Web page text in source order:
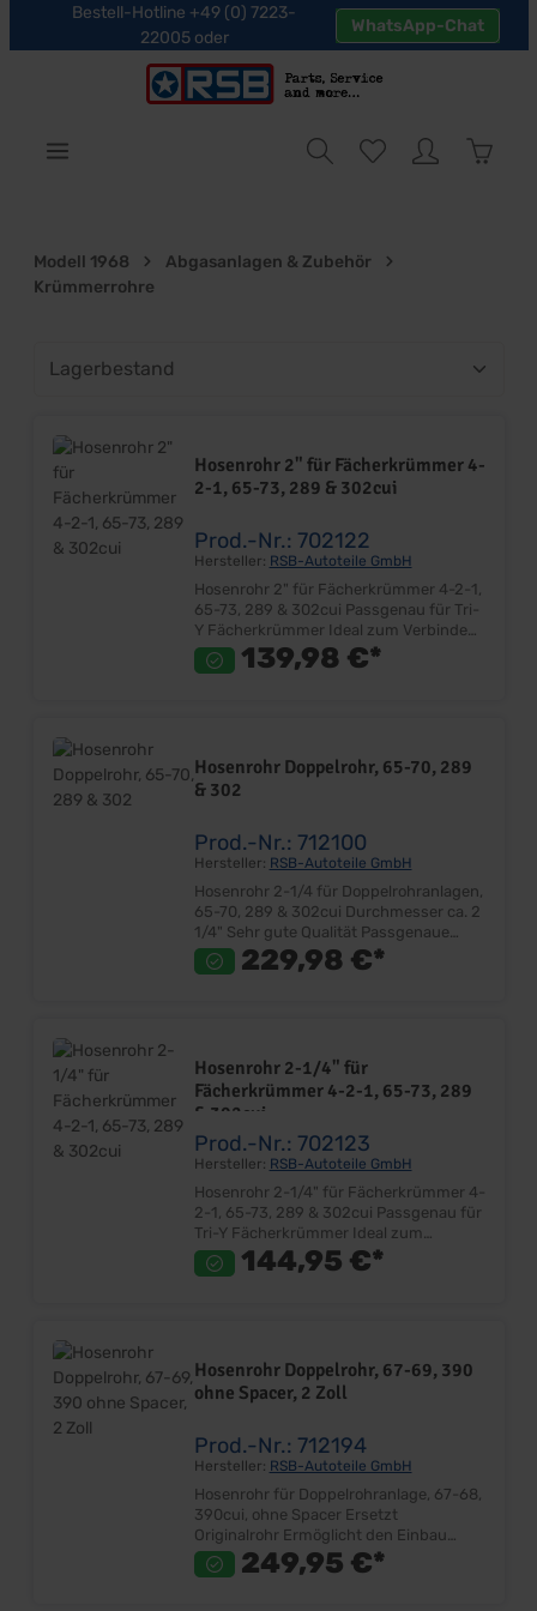
Bestell-Hotline +49 (0) 7223-
22005 oder
WhatsApp-Chat
Modell 1968
Abgasanlagen & Zubehör
Krümmerrohre
Hosenrohr 2" für Fächerkrümmer 4-
2-1, 65-73, 289 & 302cui
Prod.-Nr.: 702122
Hersteller: RSB-Autoteile GmbH
Hosenrohr 2" für Fächerkrümmer 4-2-1,
65-73, 289 & 302cui Passgenau für Tri-
Y Fächerkrümmer Ideal zum Verbinden
einer 2" Doppelrohranlage &
Fächerkrümmer Querverbindung
beachten Sie, dass Anpassungsarbeiten
139,98 €*
Hosenrohr Doppelrohr, 65-70, 289
& 302
Prod.-Nr.: 712100
Hersteller: RSB-Autoteile GmbH
Hosenrohr 2-1/4 für Doppelrohranlagen,
65-70, 289 & 302cui Durchmesser ca. 2
1/4" Sehr gute Qualität Passgenaue
Biegungen Passgenauer Anschluß am
Original-Gußkrümmer Lieferumfang:
229,98 €*
Hosenrohr 2-1/4" für
Fächerkrümmer 4-2-1, 65-73, 289
& 302cui
Prod.-Nr.: 702123
Hersteller: RSB-Autoteile GmbH
Hosenrohr 2-1/4" für Fächerkrümmer 4-
2-1, 65-73, 289 & 302cui Passgenau für
Tri-Y Fächerkrümmer Ideal zum
Verbinden einer 2-1/4"
Doppelrohranlage & Fächerkrümmer
Hinweis: Bitte beachten Sie, dass
144,95 €*
Hosenrohr Doppelrohr, 67-69, 390
ohne Spacer, 2 Zoll
Prod.-Nr.: 712194
Hersteller: RSB-Autoteile GmbH
Hosenrohr für Doppelrohranlage, 67-68,
390cui, ohne Spacer Ersetzt
Originalrohr Ermöglicht den Einbau
ohne den Originalen Abgasspacer
Direkte Montage am Gußkrümmer
249,95 €*